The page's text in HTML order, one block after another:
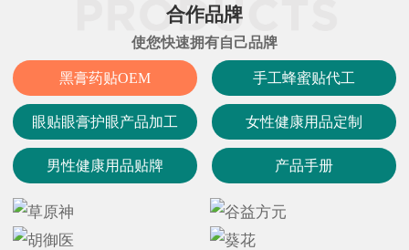
合作品牌
使您快速拥有自己品牌
黑膏药贴OEM 手工蜂蜜贴代工
眼贴眼膏护眼产品加工 女性健康用品定制
男性健康用品贴牌 产品手册